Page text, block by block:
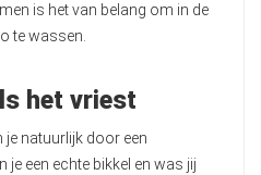
is het van belang om in de
te wassen.
het vriest
je natuurlijk door een
een echte bikkel en was jij